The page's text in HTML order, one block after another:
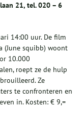
21, tel. 020 – 6
14:00 uur. De film
(June squibb) woont
10.000
roept ze de hulp
Ze
te confronteren en
in. Kosten: € 9,=